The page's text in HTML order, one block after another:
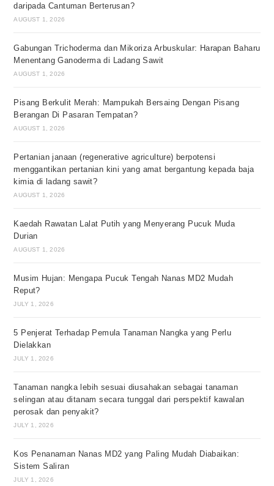
daripada Cantuman Berterusan?
AUGUST 1, 2026
Gabungan Trichoderma dan Mikoriza Arbuskular: Harapan Baharu
Menentang Ganoderma di Ladang Sawit
AUGUST 1, 2026
Pisang Berkulit Merah: Mampukah Bersaing Dengan Pisang
Berangan Di Pasaran Tempatan?
AUGUST 1, 2026
Pertanian janaan (regenerative agriculture) berpotensi
menggantikan pertanian kini yang amat bergantung kepada baja
kimia di ladang sawit?
AUGUST 1, 2026
Kaedah Rawatan Lalat Putih yang Menyerang Pucuk Muda
Durian
AUGUST 1, 2026
Musim Hujan: Mengapa Pucuk Tengah Nanas MD2 Mudah
Reput?
JULY 1, 2026
5 Penjerat Terhadap Pemula Tanaman Nangka yang Perlu
Dielakkan
JULY 1, 2026
Tanaman nangka lebih sesuai diusahakan sebagai tanaman
selingan atau ditanam secara tunggal dari perspektif kawalan
perosak dan penyakit?
JULY 1, 2026
Kos Penanaman Nanas MD2 yang Paling Mudah Diabaikan:
Sistem Saliran
JULY 1, 2026